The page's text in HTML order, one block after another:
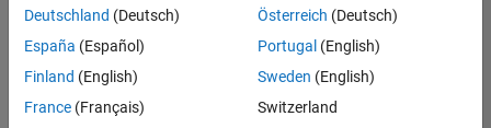
ROS Toolbox Supported Hardware
Simulink 3D Animation
UAV Toolbox
Deutschland (Deutsch)
España (Español)
Finland (English)
France (Français)
Österreich (Deutsch)
Portugal (English)
Sweden (English)
Switzerland
Antipirateria
Stato dell'applicazione
Contatti
© 1994-2026 The MathWorks, Inc.